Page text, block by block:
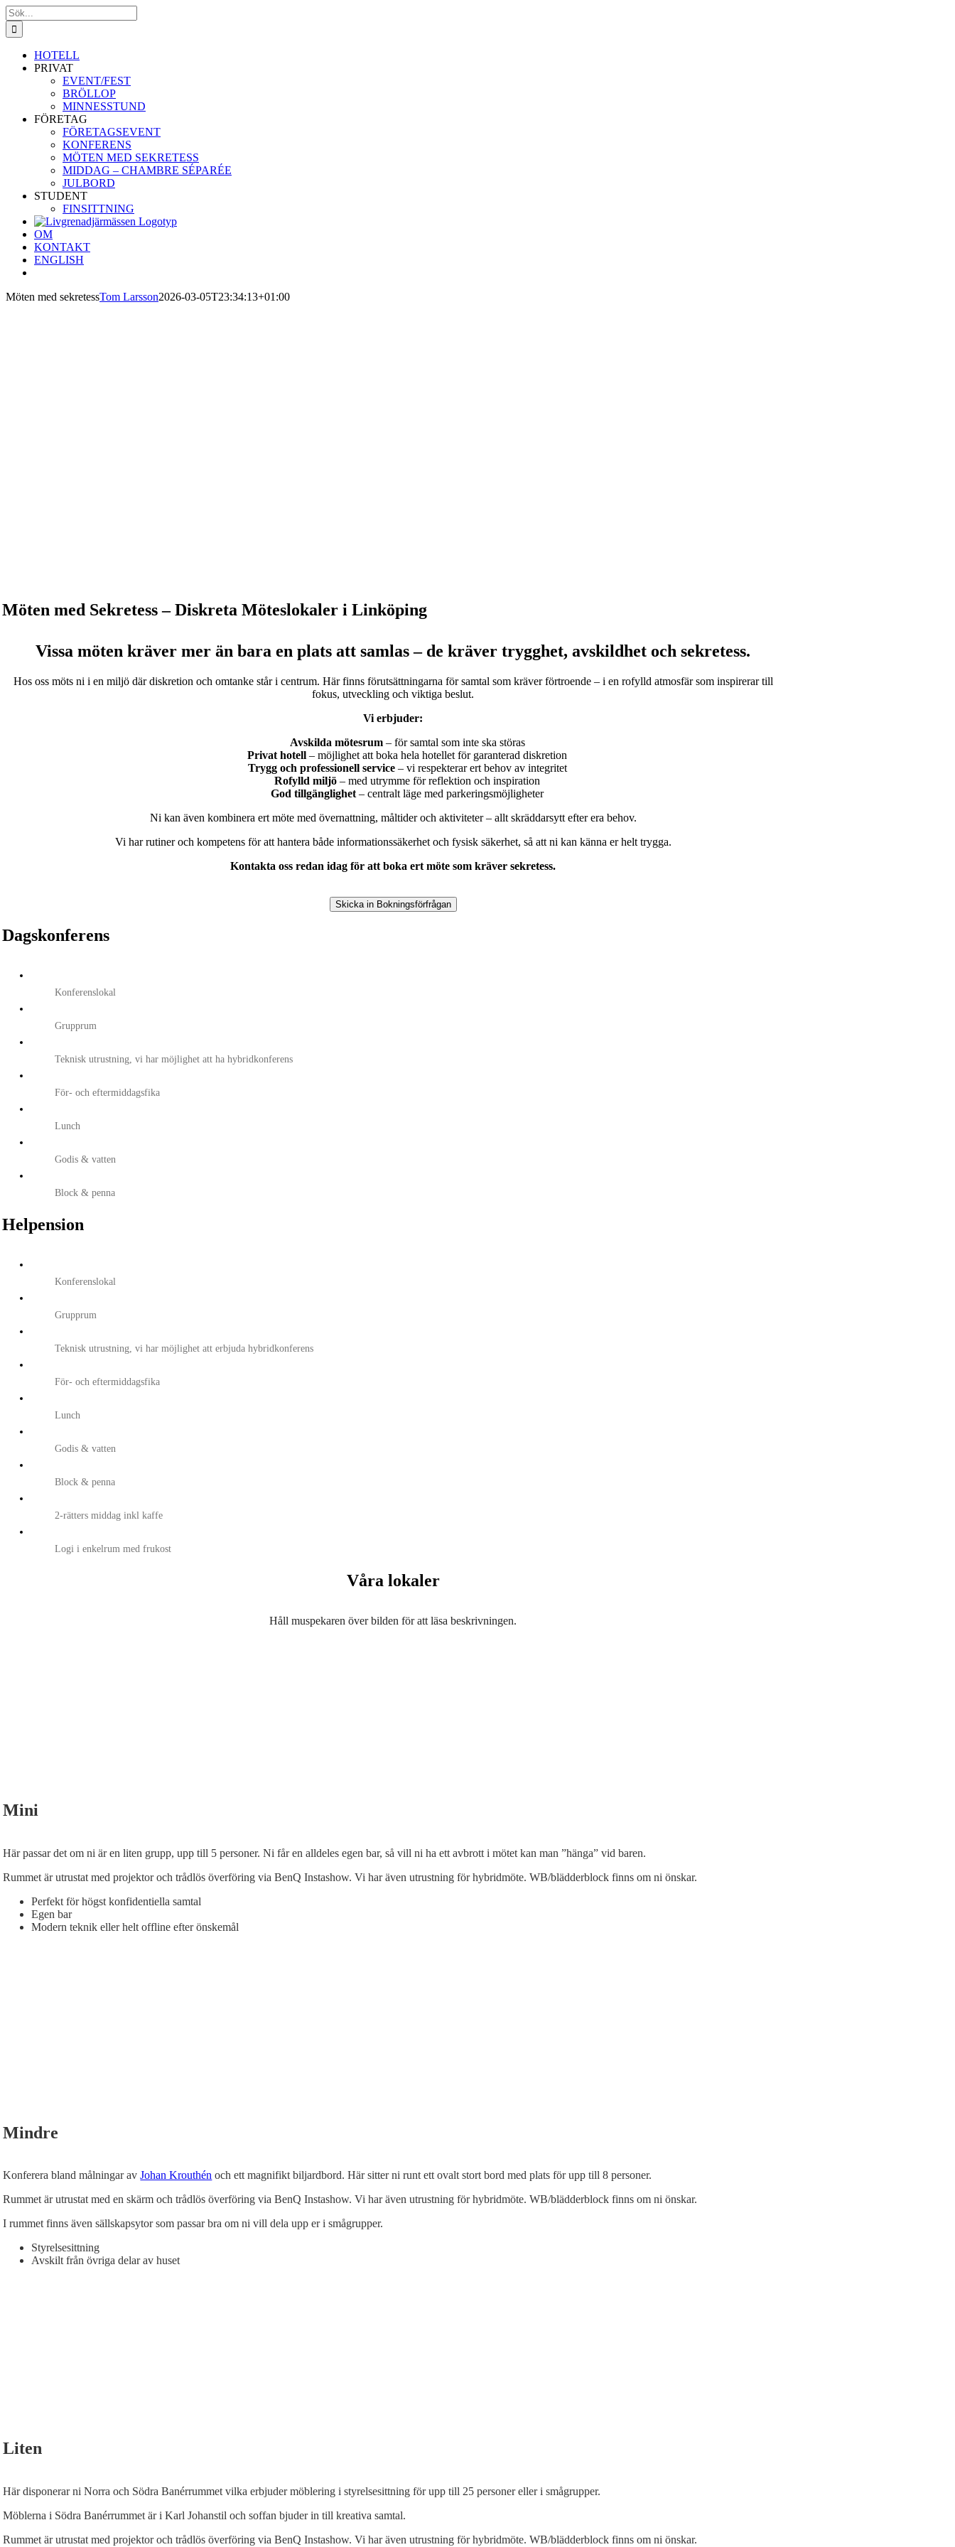
Fortsätt
till
innehållet
Sök
efter:
HOTELL
PRIVAT
EVENT/FEST
BRÖLLOP
MINNESSTUND
FÖRETAG
FÖRETAGSEVENT
KONFERENS
MÖTEN MED SEKRETESS
MIDDAG – CHAMBRE SÉPARÉE
JULBORD
STUDENT
FINSITTNING
OM
KONTAKT
ENGLISH
Möten med sekretessTom Larsson2026-03-05T23:34:13+01:00
Möten med Sekretess – Diskreta Möteslokaler i Linköping
Vissa möten kräver mer än bara en plats att samlas – de krävertrygghet,avskildhet ochsekretess.
Hos oss möts ni i en miljö där diskretion och omtanke står i centrum. Här finns förutsättningarna för samtal som kräver förtroende – i en rofylld atmosfär som inspirerar till
fokus, utveckling och viktiga beslut.
Vi erbjuder:
Avskilda mötesrum– för samtal som inte ska störas
Privat hotell – möjlighet att boka hela hotellet för garanterad diskretion
Trygg och professionell service– vi respekterar ert behov av integritet
Rofylld miljö – med utrymme för reflektion och inspiration
God tillgänglighet – centralt läge med parkeringsmöjligheter
Ni kan även kombinera ert möte med övernattning, måltider och aktiviteter – allt skräddarsytt efter era behov.
Vi har rutiner och kompetens för att hantera både informationssäkerhet och fysisk säkerhet, så att ni kan känna er helt trygga.
Kontakta oss redan idag för att boka ert möte som kräver sekretess.
Skicka in Bokningsförfrågan
Dagskonferens
Konferenslokal
Grupprum
Teknisk utrustning, vi har möjlighet att ha hybridkonferens
För- och eftermiddagsfika
Lunch
Godis & vatten
Block & penna
Helpension
Konferenslokal
Grupprum
Teknisk utrustning, vi har möjlighet att erbjuda hybridkonferens
För- och eftermiddagsfika
Lunch
Godis & vatten
Block & penna
2-rätters middag inkl kaffe
Logi i enkelrum med frukost
Våra lokaler
Håll muspekaren över bilden för att läsa beskrivningen.
Mini
Här passar det om ni är en liten grupp, upp till 5 personer. Ni får en alldeles egen bar, så vill ni ha ett avbrott i mötet kan man ”hänga” vid baren.
Rummet är utrustat med projektor och trådlös överföring via BenQ Instashow. Vi har även utrustning för hybridmöte. WB/blädderblock finns om ni önskar.
Perfekt för högst konfidentiella samtal
Egen bar
Modern teknik eller helt offline efter önskemål
Mindre
Konferera bland målningar avJohan Krouthén och ett magnifikt biljardbord. Här sitter ni runt ett ovalt stort bord med plats för upp till 8 personer.
Rummet är utrustat med en skärm och trådlös överföring via BenQ Instashow. Vi har även utrustning för hybridmöte. WB/blädderblock finns om ni önskar.
I rummet finns även sällskapsytor som passar bra om ni vill dela upp er i smågrupper.
Styrelsesittning
Avskilt från övriga delar av huset
Liten
Här disponerar ni Norra och Södra Banérrummet vilka erbjuder möblering i styrelsesittning för upp till 25 personer eller i smågrupper.
Möblerna i Södra Banérrummet är i Karl Johanstil och soffan bjuder in till kreativa samtal.
Rummet är utrustat med projektor och trådlös överföring via BenQ Instashow. Vi har även utrustning för hybridmöte. WB/blädderblock finns om ni önskar.